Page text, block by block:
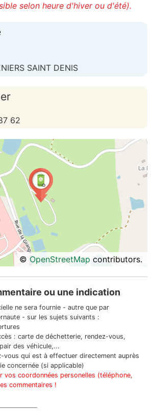
selon heure d'hiver ou d'été).
SAINT DENIS
62
©OpenStreetMap contributors.
ou une indication
ne sera fournie - autre que par
- sur les sujets suivants :
: carte de déchetterie, rendez-vous,
des véhicule,...
vous qui est à effectuer directement auprès
concernée (si applicable)
vos coordonnées personelles (téléphone,
commentaires !